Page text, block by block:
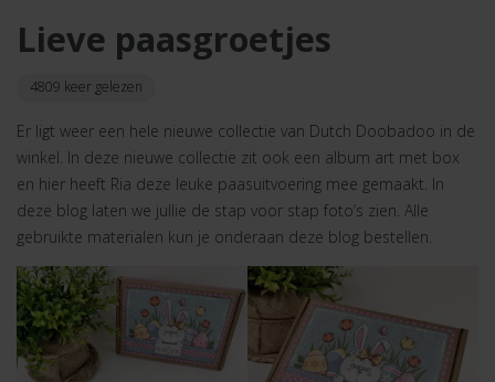
Lieve paasgroetjes
4809 keer gelezen
Er ligt weer een hele nieuwe collectie van Dutch Doobadoo in de
winkel. In deze nieuwe collectie zit ook een album art met box
en hier heeft Ria deze leuke paasuitvoering mee gemaakt. In
deze blog laten we jullie de stap voor stap foto’s zien. Alle
gebruikte materialen kun je onderaan deze blog bestellen.